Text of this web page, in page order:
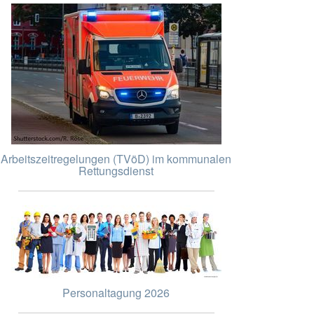
Arbeitszeitregelungen (TVöD) im kommunalen
Rettungsdienst
Personaltagung 2026